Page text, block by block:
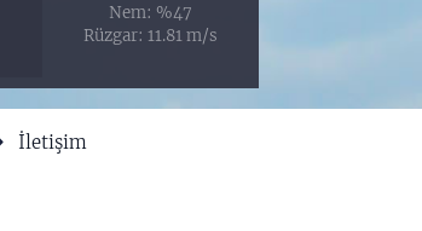
Nem: %47
Rüzgar: 11.81 m/s
İletişim